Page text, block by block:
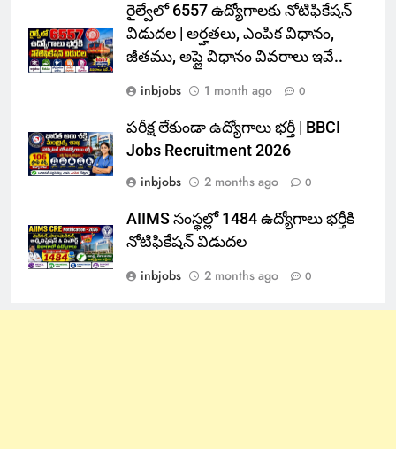
రైల్వేలో 6557 ఉద్యోగాలకు నోటిఫికేషన్
విడుదల | అర్హతలు, ఎంపిక విధానం,
జీతము, అప్లై విధానం వివరాలు ఇవే..
inbjobs
1 month ago 0
పరీక్ష లేకుండా ఉద్యోగాలు భర్తీ | BBCI
Jobs Recruitment 2026
inbjobs
2 months ago 0
AIIMS సంస్థల్లో 1484 ఉద్యోగాలు భర్తీకి
నోటిఫికేషన్ విడుదల
inbjobs
2 months ago 0